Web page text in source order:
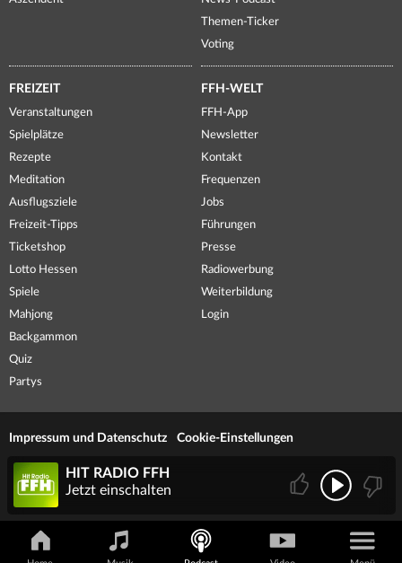
Themen-Ticker
Voting
FREIZEIT
Veranstaltungen
Spielplätze
Rezepte
Meditation
Ausflugsziele
Freizeit-Tipps
Ticketshop
Lotto Hessen
Spiele
Mahjong
Backgammon
Quiz
Partys
FFH-WELT
FFH-App
Newsletter
Kontakt
Frequenzen
Jobs
Führungen
Presse
Radiowerbung
Weiterbildung
Login
Impressum und Datenschutz Cookie-Einstellungen
HIT RADIO FFH
Jetzt einschalten